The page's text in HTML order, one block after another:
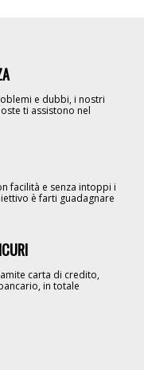
e dubbi, i nostri
ti assistono nel
facilità e senza intoppi i
è farti guadagnare
carta di credito,
in totale